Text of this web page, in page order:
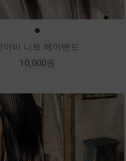
●
이비 니트 헤어밴드
10,000원